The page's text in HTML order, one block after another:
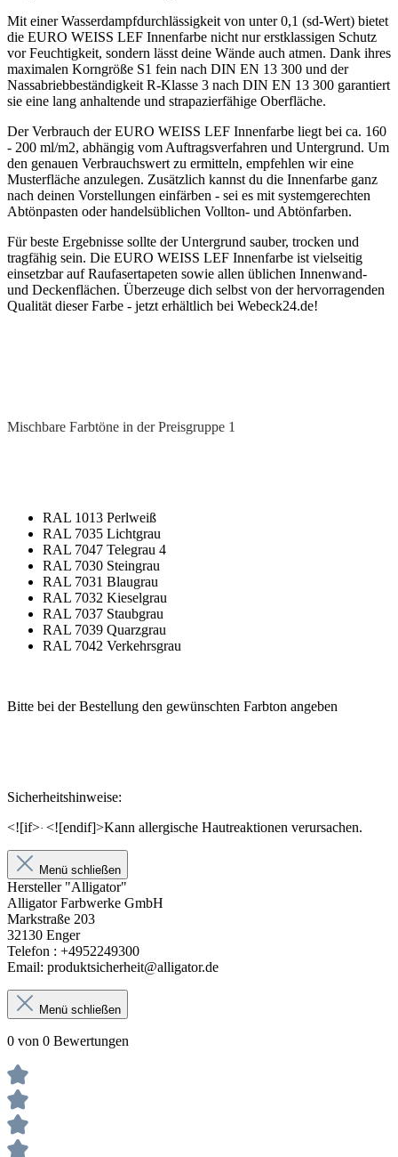
Mit einer Wasserdampfdurchlässigkeit von unter 0,1 (sd-Wert) bietet
die EURO WEISS LEF Innenfarbe nicht nur erstklassigen Schutz
vor Feuchtigkeit, sondern lässt deine Wände auch atmen. Dank ihres
maximalen Korngröße S1 fein nach DIN EN 13 300 und der
Nassabriebbeständigkeit R-Klasse 3 nach DIN EN 13 300 garantiert
sie eine lang anhaltende und strapazierfähige Oberfläche.
Der Verbrauch der EURO WEISS LEF Innenfarbe liegt bei ca. 160
- 200 ml/m2, abhängig vom Auftragsverfahren und Untergrund. Um
den genauen Verbrauchswert zu ermitteln, empfehlen wir eine
Musterfläche anzulegen. Zusätzlich kannst du die Innenfarbe ganz
nach deinen Vorstellungen einfärben - sei es mit systemgerechten
Abtönpasten oder handelsüblichen Vollton- und Abtönfarben.
Für beste Ergebnisse sollte der Untergrund sauber, trocken und
tragfähig sein. Die EURO WEISS LEF Innenfarbe ist vielseitig
einsetzbar auf Raufasertapeten sowie allen üblichen Innenwand-
und Deckenflächen. Überzeuge dich selbst von der hervorragenden
Qualität dieser Farbe - jetzt erhältlich bei Webeck24.de!
Mischbare Farbtöne in der Preisgruppe 1
RAL 1013 Perlweiß
RAL 7035 Lichtgrau
RAL 7047 Telegrau 4
RAL 7030 Steingrau
RAL 7031 Blaugrau
RAL 7032 Kieselgrau
RAL 7037 Staubgrau
RAL 7039 Quarzgrau
RAL 7042 Verkehrsgrau
Bitte bei der Bestellung den gewünschten Farbton angeben
Sicherheitshinweise:
<![if>· <![endif]>Kann allergische Hautreaktionen verursachen.
Menü schließen
Hersteller "Alligator"
Alligator Farbwerke GmbH
Markstraße 203
32130 Enger
Telefon : +4952249300
Email: produktsicherheit@alligator.de
Menü schließen
0 von 0 Bewertungen